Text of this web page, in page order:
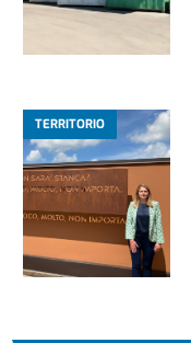
TERRITORIO